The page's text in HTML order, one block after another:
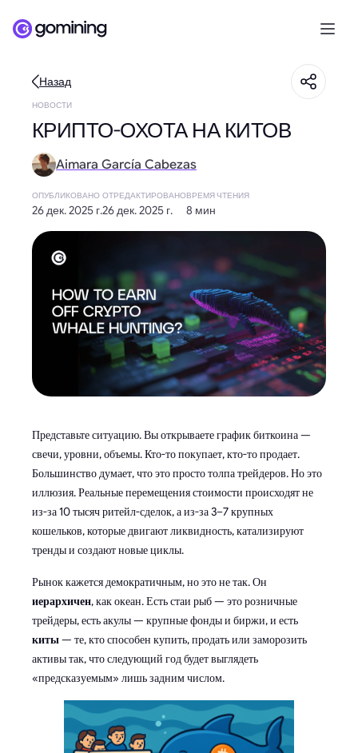
Назад
НОВОСТИ
КРИПТО-ОХОТА НА КИТОВ
Aimara García Cabezas
ОПУБЛИКОВАНО
26 дек. 2025 г.
ОТРЕДАКТИРОВАНО
26 дек. 2025 г.
ВРЕМЯ ЧТЕНИЯ
8 мин
Представьте ситуацию. Вы открываете график биткоина —
свечи, уровни, объемы. Кто-то покупает, кто-то продает.
Большинство думает, что это просто толпа трейдеров. Но это
иллюзия. Реальные перемещения стоимости происходят не
из-за 10 тысяч ритейл-сделок, а из-за 3–7 крупных
кошельков, которые двигают ликвидность, катализируют
тренды и создают новые циклы.
Рынок кажется демократичным, но это не так. Он
иерархичен, как океан. Есть стаи рыб — это розничные
трейдеры, есть акулы — крупные фонды и биржи, и есть
киты— те, кто способен купить, продать или заморозить
активы так, что следующий год будет выглядеть
«предсказуемым» лишь задним числом.